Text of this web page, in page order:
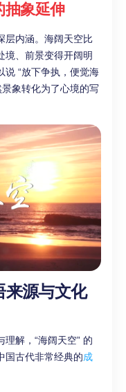
抽象延伸
层内涵。海阔天空比
境、前景变得开阔明
说 “放下争执，便觉海
景象转化为了心境的写
来源与文化
解，“海阔天空” 的
国古代非常经典的成